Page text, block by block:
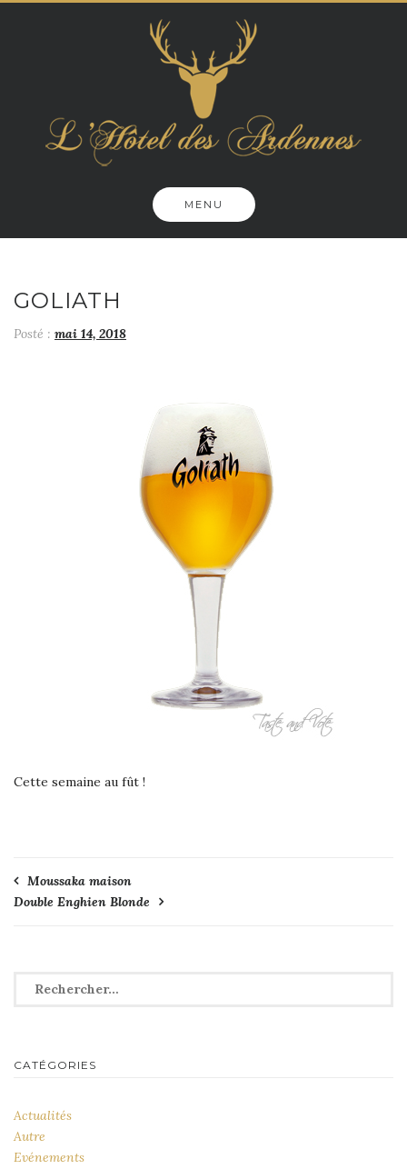
MENU
GOLIATH
Posté : mai 14, 2018
Cette semaine au fût !
Navigation
de
Moussaka maison
Double Enghien Blonde
Rechercher :
CATÉGORIES
Actualités
Autre
Evénements